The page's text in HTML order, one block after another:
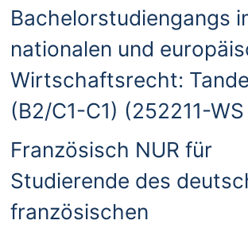
Bachelorstudiengangs
nationalen und
Wirtschaftsrecht:
(B2/C1-C1) (252211-
Französisch NUR für
Studierende des
französischen